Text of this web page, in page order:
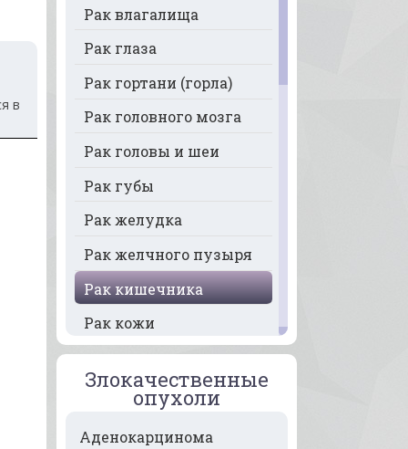
в
Рак влагалища
Рак глаза
Рак гортани (горла)
Рак головного мозга
Рак головы и шеи
Рак губы
Рак желудка
Рак желчного пузыря
Рак кишечника
Рак кожи
Рак кости
Рак крови
Злокачественные
опухоли
Аденокарцинома